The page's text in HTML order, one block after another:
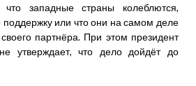
что западные страны колеблются,
поддержку или что они на самом деле
партнёра. При этом президент
утверждает, что дело дойдёт до